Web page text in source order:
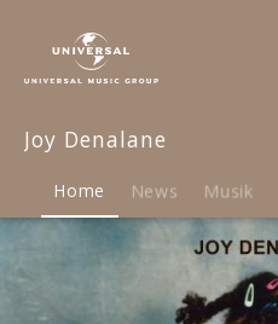
Denalane
Musik
Merch
Joy Denalane
Home News Musik